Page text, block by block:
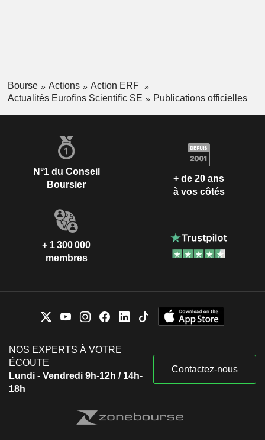
Bourse Actions
Action ERF
Actualités Eurofins Scientific SE
Publications officielles
N°1 du Conseil
Boursier
+ de 20 ans
à vos côtés
+ 1 300 000
membres
NOS EXPERTS À VOTRE
ÉCOUTE
Lundi - Vendredi 9h-12h / 14h-
18h
Contactez-nous